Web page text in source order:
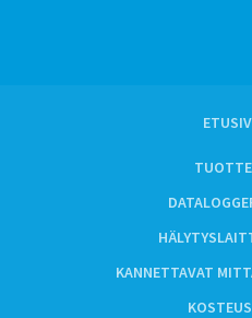
KANNETTAVAT
KOSTEUS